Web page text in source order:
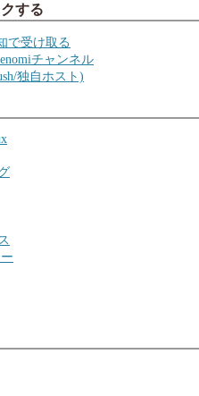
する
で受け取る
チャンネル
独自ホスト)